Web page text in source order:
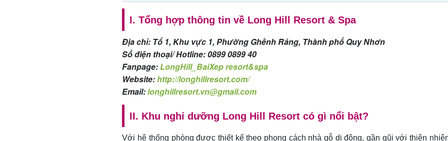
I. Tổng hợp thông tin về Long Hill Resort & Spa
Địa chỉ: Tổ 1, Khu vực 1, Phường Ghềnh Ráng, Thành phố Quy Nhơn
Số điện thoại/ Hotline: 0899 0899 40
Fanpage: LongHill_BaiXep resort&spa
Website:http://longhillresort.com/
Email:longhillresort.vn@gmail.com
II. Khu nghỉ dưỡng Long Hill Resort có gì nổi bật?
Với hệ thống phòng được thiết kế theo phong cách nhà gỗ di động, gần gũi với thiên